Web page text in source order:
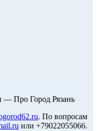
— Про Город Рязань
. По вопросам
или +79022055066.